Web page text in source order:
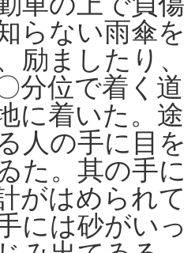
らない雨傘
励ましたり
分位で着く
に着いた。
人の手に目
た。其の手
がはめられ
には砂がい